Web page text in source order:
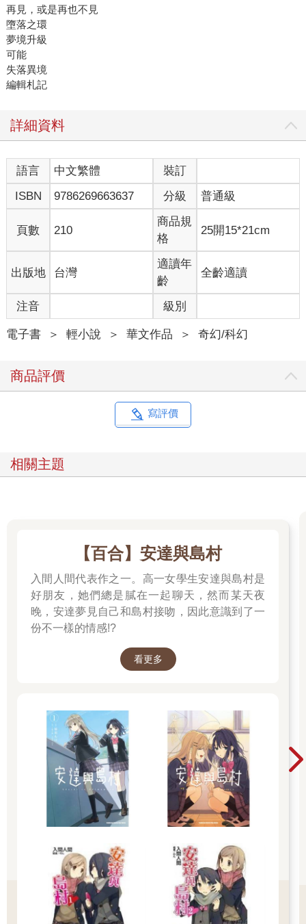
再見，或是再也不見
墮落之環
夢境升級
可能
失落異境
編輯札記
詳細資料
語言 中文繁體
裝訂
ISBN
9786269663637 分級 普通級
頁數 210
商品規
格
25開15*21cm
出版地 台灣
適讀年
齡
全齡適讀
注音 級別
電子書 ＞ 輕小說 ＞ 華文作品 ＞ 奇幻/科幻
商品評價
寫評價
相關主題
【百合】安達與島村
入間人間代表作之一。高一女學生安達與島村是
好朋友，她們總是膩在一起聊天，然而某天夜
晚，安達夢見自己和島村接吻，因此意識到了一
份不一樣的情感!?
看更多